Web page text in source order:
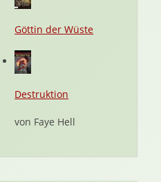
Göttin der Wüste
Destruktion
von Faye Hell